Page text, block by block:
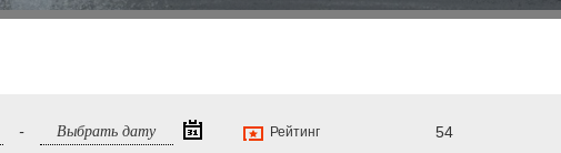
- Рейтинг 54